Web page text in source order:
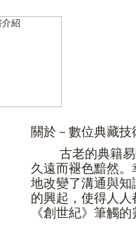
關於－數位典藏技
古老的典籍易
久遠而褪色黯然
地改變了溝通與知
的興起，使得人
《創世紀》筆觸的